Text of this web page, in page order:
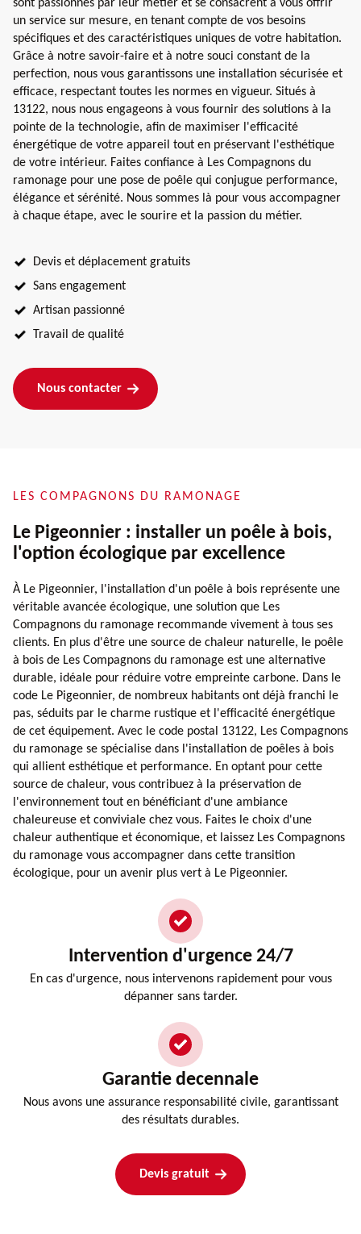
sont passionnés par leur métier et se consacrent à vous offrir
un service sur mesure, en tenant compte de vos besoins
spécifiques et des caractéristiques uniques de votre habitation.
Grâce à notre savoir-faire et à notre souci constant de la
perfection, nous vous garantissons une installation sécurisée et
efficace, respectant toutes les normes en vigueur. Situés à
13122, nous nous engageons à vous fournir des solutions à la
pointe de la technologie, afin de maximiser l'efficacité
énergétique de votre appareil tout en préservant l'esthétique
de votre intérieur. Faites confiance à Les Compagnons du
ramonage pour une pose de poêle qui conjugue performance,
élégance et sérénité. Nous sommes là pour vous accompagner
à chaque étape, avec le sourire et la passion du métier.
Devis et déplacement gratuits
Sans engagement
Artisan passionné
Travail de qualité
Nous contacter
LES COMPAGNONS DU RAMONAGE
Le Pigeonnier : installer un poêle à bois,
l'option écologique par excellence
À Le Pigeonnier, l'installation d'un poêle à bois représente une
véritable avancée écologique, une solution que Les
Compagnons du ramonage recommande vivement à tous ses
clients. En plus d'être une source de chaleur naturelle, le poêle
à bois de Les Compagnons du ramonage est une alternative
durable, idéale pour réduire votre empreinte carbone. Dans le
code Le Pigeonnier, de nombreux habitants ont déjà franchi le
pas, séduits par le charme rustique et l'efficacité énergétique
de cet équipement. Avec le code postal 13122, Les Compagnons
du ramonage se spécialise dans l'installation de poêles à bois
qui allient esthétique et performance. En optant pour cette
source de chaleur, vous contribuez à la préservation de
l'environnement tout en bénéficiant d'une ambiance
chaleureuse et conviviale chez vous. Faites le choix d'une
chaleur authentique et économique, et laissez Les Compagnons
du ramonage vous accompagner dans cette transition
écologique, pour un avenir plus vert à Le Pigeonnier.
Intervention d'urgence 24/7
En cas d'urgence, nous intervenons rapidement pour vous
dépanner sans tarder.
Garantie decennale
Nous avons une assurance responsabilité civile, garantissant
des résultats durables.
Devis gratuit